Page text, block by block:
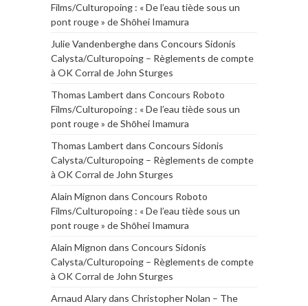
Films/Culturopoing : « De l’eau tiède sous un
pont rouge » de Shōhei Imamura
Julie Vandenberghedans Concours Sidonis
Calysta/Culturopoing – Règlements de compte
à OK Corral de John Sturges
Thomas Lambert dans Concours Roboto
Films/Culturopoing : « De l’eau tiède sous un
pont rouge » de Shōhei Imamura
Thomas Lambert dans Concours Sidonis
Calysta/Culturopoing – Règlements de compte
à OK Corral de John Sturges
Alain Mignon dans Concours Roboto
Films/Culturopoing : « De l’eau tiède sous un
pont rouge » de Shōhei Imamura
Alain Mignon dans Concours Sidonis
Calysta/Culturopoing – Règlements de compte
à OK Corral de John Sturges
Arnaud Alarydans Christopher Nolan – The